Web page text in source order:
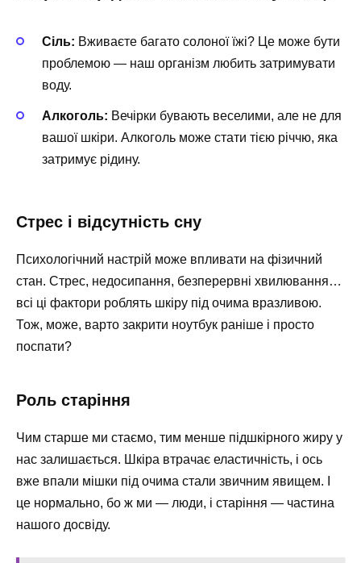
Сіль: Вживаєте багато солоної їжі? Це може бути
проблемою — наш організм любить затримувати
воду.
Алкоголь: Вечірки бувають веселими, але не для
вашої шкіри. Алкоголь може стати тією річчю, яка
затримує рідину.
Стрес і відсутність сну
Психологічний настрій може впливати на фізичний
стан. Стрес, недосипання, безперервні хвилювання…
всі ці фактори роблять шкіру під очима вразливою.
Тож, може, варто закрити ноутбук раніше і просто
поспати?
Роль старіння
Чим старше ми стаємо, тим менше підшкірного жиру у
нас залишається. Шкіра втрачає еластичність, і ось
вже впали мішки під очима стали звичним явищем. І
це нормально, бо ж ми — люди, і старіння — частина
нашого досвіду.